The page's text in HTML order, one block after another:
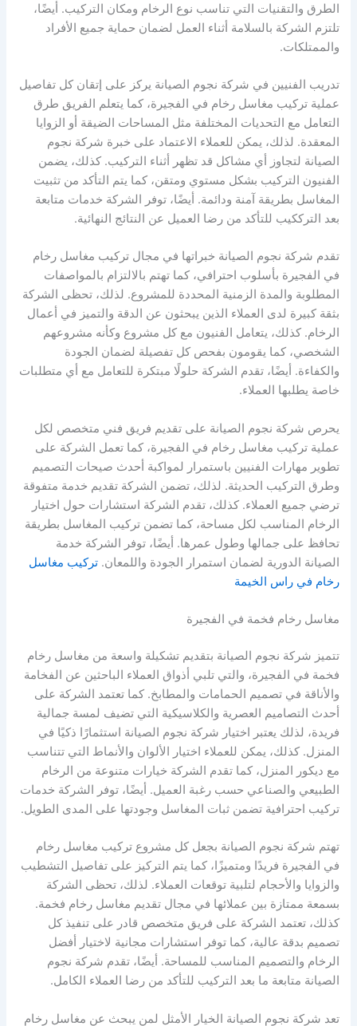
الطرق والتقنيات التي تناسب نوع الرخام ومكان التركيب. أيضًا،
تلتزم الشركة بالسلامة أثناء العمل لضمان حماية جميع الأفراد
والممتلكات.
تدريب الفنيين في شركة نجوم الصيانة يركز على إتقان كل تفاصيل
عملية تركيب مغاسل رخام في الفجيرة، كما يتعلم الفريق طرق
التعامل مع التحديات المختلفة مثل المساحات الضيقة أو الزوايا
المعقدة. لذلك، يمكن للعملاء الاعتماد على خبرة شركة نجوم
الصيانة لتجاوز أي مشاكل قد تظهر أثناء التركيب. كذلك، يضمن
الفنيون التركيب بشكل مستوي ومتقن، كما يتم التأكد من تثبيت
المغاسل بطريقة آمنة ودائمة. أيضًا، توفر الشركة خدمات متابعة
بعد الترككيب للتأكد من رضا العميل عن النتائج النهائية.
تقدم شركة نجوم الصيانة خبراتها في مجال تركيب مغاسل رخام
في الفجيرة بأسلوب احترافي، كما تهتم بالالتزام بالمواصفات
المطلوبة والمدة الزمنية المحددة للمشروع. لذلك، تحظى الشركة
بثقة كبيرة لدى العملاء الذين يبحثون عن الدقة والتميز في أعمال
الرخام. كذلك، يتعامل الفنيون مع كل مشروع وكأنه مشروعهم
الشخصي، كما يقومون بفحص كل تفصيلة لضمان الجودة
والكفاءة. أيضًا، تقدم الشركة حلولًا مبتكرة للتعامل مع أي متطلبات
خاصة يطلبها العملاء.
يحرص شركة نجوم الصيانة على تقديم فريق فني متخصص لكل
عملية تركيب مغاسل رخام في الفجيرة، كما تعمل الشركة على
تطوير مهارات الفنيين باستمرار لمواكبة أحدث صيحات التصميم
وطرق التركيب الحديثة. لذلك، تضمن الشركة تقديم خدمة متفوقة
ترضي جميع العملاء. كذلك، تقدم الشركة استشارات حول اختيار
الرخام المناسب لكل مساحة، كما تضمن تركيب المغاسل بطريقة
تحافظ على جمالها وطول عمرها. أيضًا، توفر الشركة خدمة
الصيانة الدورية لضمان استمرار الجودة واللمعان.تركيب مغاسل
رخام في راس الخيمة
مغاسل رخام فخمة في الفجيرة
تتميز شركة نجوم الصيانة بتقديم تشكيلة واسعة من مغاسل رخام
فخمة في الفجيرة، والتي تلبي أذواق العملاء الباحثين عن الفخامة
والأناقة في تصميم الحمامات والمطابخ. كما تعتمد الشركة على
أحدث التصاميم العصرية والكلاسيكية التي تضيف لمسة جمالية
فريدة، لذلك يعتبر اختيار شركة نجوم الصيانة استثمارًا ذكيًا في
المنزل. كذلك، يمكن للعملاء اختيار الألوان والأنماط التي تتناسب
مع ديكور المنزل، كما تقدم الشركة خيارات متنوعة من الرخام
الطبيعي والصناعي حسب رغبة العميل. أيضًا، توفر الشركة خدمات
تركيب احترافية تضمن ثبات المغاسل وجودتها على المدى الطويل.
تهتم شركة نجوم الصيانة بجعل كل مشروع تركيب مغاسل رخام
في الفجيرة فريدًا ومتميزًا، كما يتم التركيز على تفاصيل التشطيب
والزوايا والأحجام لتلبية توقعات العملاء. لذلك، تحظى الشركة
بسمعة ممتازة بين عملائها في مجال تقديم مغاسل رخام فخمة.
كذلك، تعتمد الشركة على فريق متخصص قادر على تنفيذ كل
تصميم بدقة عالية، كما توفر استشارات مجانية لاختيار أفضل
الرخام والتصميم المناسب للمساحة. أيضًا، تقدم شركة نجوم
الصيانة متابعة ما بعد التركيب للتأكد من رضا العملاء الكامل.
تعد شركة نجوم الصيانة الخيار الأمثل لمن يبحث عن مغاسل رخام